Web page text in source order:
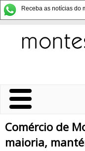
Receba as notícias do
Comércio de
maioria,